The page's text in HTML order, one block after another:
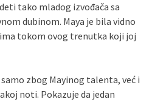
tako mladog izvođača sa
dubinom. Maya je bila vidno
tokom ovog trenutka koji joj
zbog Mayinog talenta, već i
noti. Pokazuje da jedan